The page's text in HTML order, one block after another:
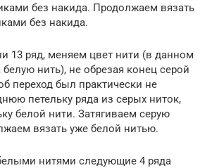
без накида. Продолжаем вязать
без накида.
13 ряд, меняем цвет нити (в данном
нить), не обрезая конец серой
переход был практически не
петельку ряда из серых ниток,
белой нити. Затягиваем серую
вязать уже белой нитью.
нитями следующие 4 ряда